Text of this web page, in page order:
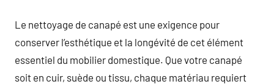
Le nettoyage de canapé est une exigence pour
conserver l’esthétique et la longévité de cet élément
essentiel du mobilier domestique. Que votre canapé
soit en cuir, suède ou tissu, chaque matériau requiert